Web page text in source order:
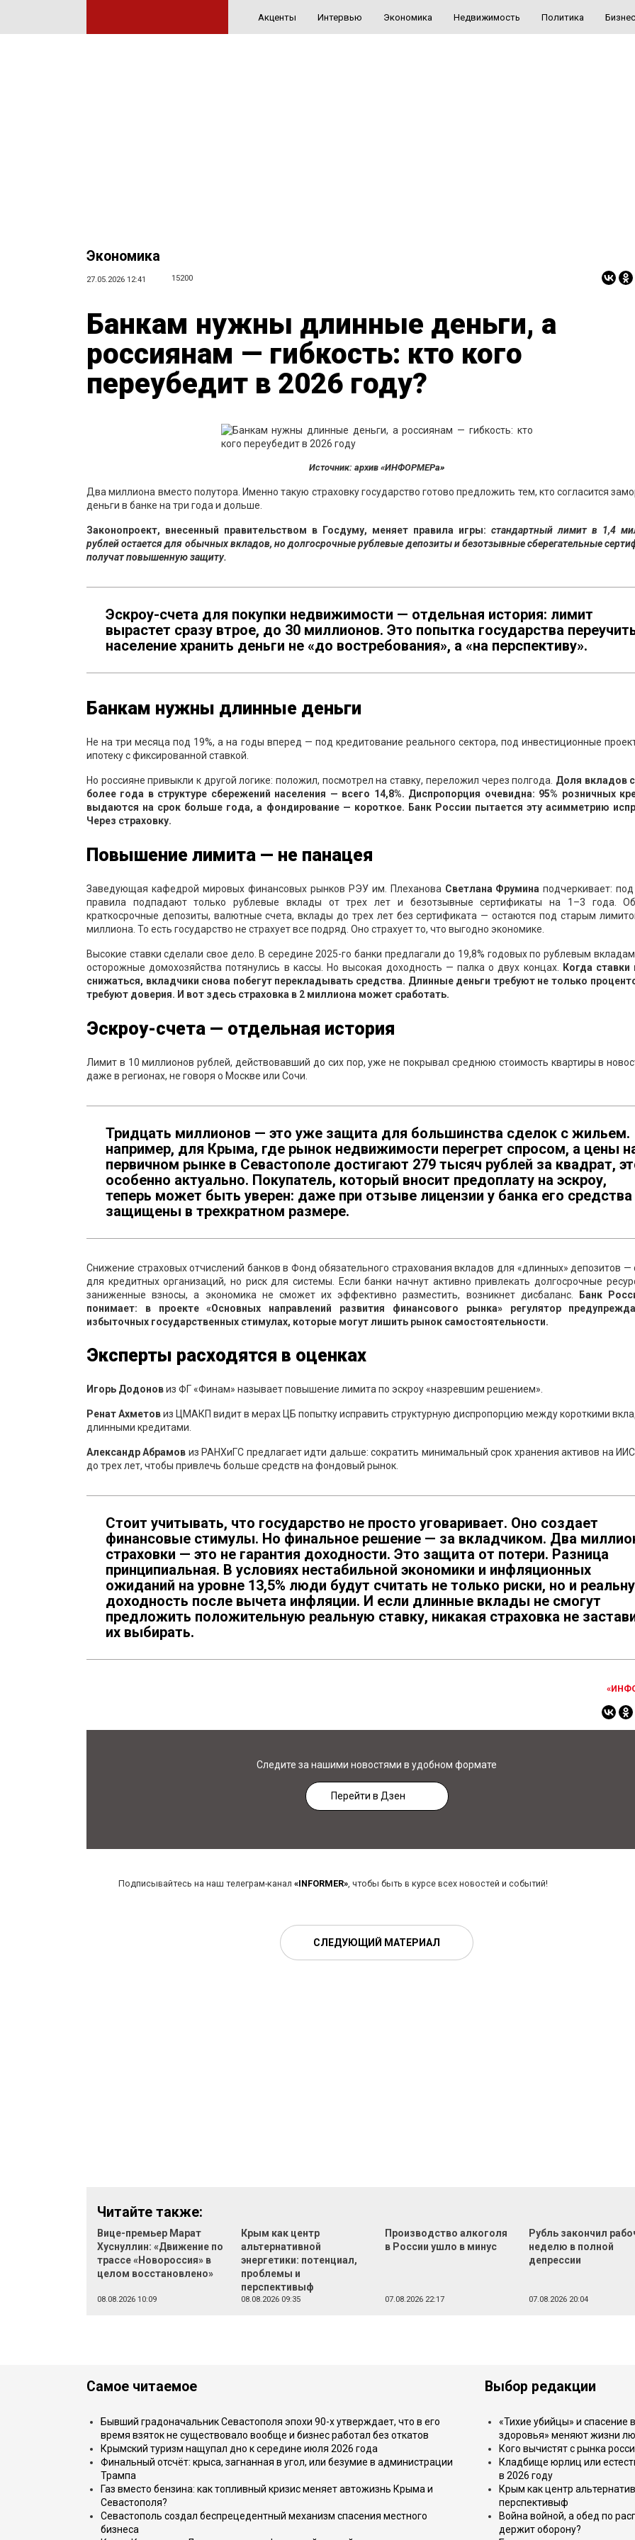
Акценты Интервью Экономика Недвижимость Политика Бизнес
Экономика
27.05.2026 12:41 15200
Банкам нужны длинные деньги, а
россиянам — гибкость: кто кого
переубедит в 2026 году?
Источник: архив «ИНФОРМЕРа»
Два миллиона вместо полутора. Именно такую страховку государство готово предложить тем, кто согласится
деньги в банке на три года и дольше.
Законопроект, внесенный правительством в Госдуму, меняет правила игры: стандартный лимит в 1,4
рублей остается для обычных вкладов, но долгосрочные рублевые депозиты и безотзывные сберегательные
получат повышенную защиту.
Эскроу-счета для покупки недвижимости — отдельная история: лимит
вырастет сразу втрое, до 30 миллионов. Это попытка государства
население хранить деньги не «до востребования», а «на перспективу».
Банкам нужны длинные деньги
Не на три месяца под 19%, а на годы вперед — под кредитование реального сектора, под инвестиционные
ипотеку с фиксированной ставкой.
Но россияне привыкли к другой логике: положил, посмотрел на ставку, переложил через полгода. Доля вкладов
более года в структуре сбережений населения — всего 14,8%. Диспропорция очевидна: 95% розничных
выдаются на срок больше года, а фондирование — короткое. Банк России пытается эту асимметрию
Через страховку.
Повышение лимита — не панацея
Заведующая кафедрой мировых финансовых рынков РЭУ им. Плеханова Светлана Фрумина подчеркивает:
правила подпадают только рублевые вклады от трех лет и безотзывные сертификаты на 1–3 года.
краткосрочные депозиты, валютные счета, вклады до трех лет без сертификата — остаются под старым
миллиона. То есть государство не страхует все подряд. Оно страхует то, что выгодно экономике.
Высокие ставки сделали свое дело. В середине 2025-го банки предлагали до 19,8% годовых по рублевым
осторожные домохозяйства потянулись в кассы. Но высокая доходность — палка о двух концах.
Когда ставки
снижаться, вкладчики снова побегут перекладывать средства. Длинные деньги требуют не только
требуют доверия. И вот здесь страховка в 2 миллиона может сработать.
Эскроу-счета — отдельная история
Лимит в 10 миллионов рублей, действовавший до сих пор, уже не покрывал среднюю стоимость квартиры в
даже в регионах, не говоря о Москве или Сочи.
Тридцать миллионов — это уже защита для большинства сделок с жильем.
например, для Крыма, где рынок недвижимости перегрет спросом, а цены
первичном рынке в Севастополе достигают 279 тысяч рублей за квадрат,
особенно актуально. Покупатель, который вносит предоплату на эскроу,
теперь может быть уверен: даже при отзыве лицензии у банка его средства
защищены в трехкратном размере.
Снижение страховых отчислений банков в Фонд обязательного страхования вкладов для «длинных» депозитов —
для кредитных организаций, но риск для системы. Если банки начнут активно привлекать долгосрочные
заниженные взносы, а экономика не сможет их эффективно разместить, возникнет дисбаланс.
Банк
понимает: в проекте «Основных направлений развития финансового рынка» регулятор
избыточных государственных стимулах, которые могут лишить рынок самостоятельности.
Эксперты расходятся в оценках
Игорь Додоновиз ФГ «Финам» называет повышение лимита по эскроу «назревшим решением».
Ренат Ахметовиз ЦМАКП видит в мерах ЦБ попытку исправить структурную диспропорцию между короткими
длинными кредитами.
Александр Абрамов из РАНХиГС предлагает идти дальше: сократить минимальный срок хранения активов на ИИС
до трех лет, чтобы привлечь больше средств на фондовый рынок.
Стоит учитывать, что государство не просто уговаривает. Оно создает
финансовые стимулы. Но финальное решение — за вкладчиком. Два
страховки — это не гарантия доходности. Это защита от потери. Разница
принципиальная. В условиях нестабильной экономики и инфляционных
ожиданий на уровне 13,5% люди будут считать не только риски, но и
доходность после вычета инфляции. И если длинные вклады не смогут
предложить положительную реальную ставку, никакая страховка не
их выбирать.
Следите за нашими новостями в удобном формате
Перейти в Дзен
Подписывайтесь на наш телеграм-канал «INFORMER», чтобы быть в курсе всех новостей и событий!
СЛЕДУЮЩИЙ МАТЕРИАЛ
Читайте также:
Вице-премьер Марат
Хуснуллин: «Движение по
трассе «Новороссия» в
целом восстановлено»
08.08.2026 10:09
Крым как центр
альтернативной
энергетики: потенциал,
проблемы и
перспективыф
08.08.2026 09:35
Производство алкоголя
в России ушло в минус
07.08.2026 22:17
Рубль закончил
неделю в полной
депрессии
07.08.2026 20:04
Самое читаемое
Бывший градоначальник Севастополя эпохи 90-х утверждает, что в его
время взяток не существовало вообще и бизнес работал без откатов
Крымский туризм нащупал дно к середине июля 2026 года
Финальный отсчёт: крыса, загнанная в угол, или безумие в администрации
Трампа
Газ вместо бензина: как топливный кризис меняет автожизнь Крыма и
Севастополя?
Севастополь создал беспрецедентный механизм спасения местного
бизнеса
Выбор редакции
«Тихие убийцы» и спасение
здоровья» меняют жизни
Кого вычистят с рынка
Кладбище юрлиц или
в 2026 году
Крым как центр
перспективыф
Война войной, а обед по
держит оборону?